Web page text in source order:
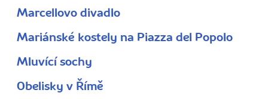
Marcellovo divadlo
Mariánské kostely na Piazza del Popolo
Mluvící sochy
Obelisky v Římě